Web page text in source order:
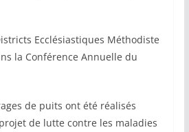
Ecclésiastiques Méthodiste
la Conférence Annuelle du
de puits ont été réalisés
de lutte contre les maladies